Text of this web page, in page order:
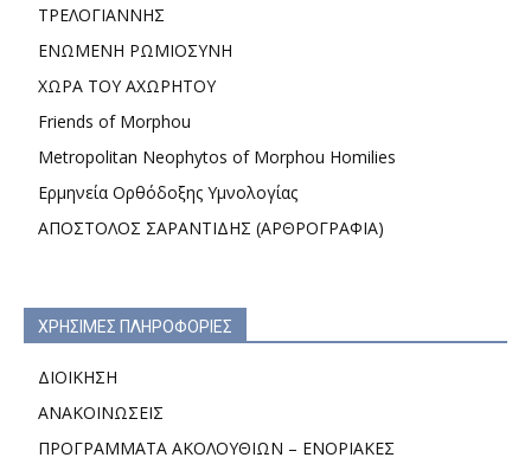
ΤΡΕΛΟΓΙΑΝΝΗΣ
ΕΝΩΜΕΝΗ ΡΩΜΙΟΣΥΝΗ
ΧΩΡΑ ΤΟΥ ΑΧΩΡΗΤΟΥ
Friends of Morphou
Metropolitan Neophytos of Morphou Homilies
Ερμηνεία Ορθόδοξης Υμνολογίας
ΑΠΟΣΤΟΛΟΣ ΣΑΡΑΝΤΙΔΗΣ (ΑΡΘΡΟΓΡΑΦΙΑ)
ΧΡΗΣΙΜΕΣ ΠΛΗΡΟΦΟΡΙΕΣ
ΔΙΟΙΚΗΣΗ
ΑΝΑΚΟΙΝΩΣΕΙΣ
ΠΡΟΓΡΑΜΜΑΤΑ ΑΚΟΛΟΥΘΙΩΝ – ΕΝΟΡΙΑΚΕΣ